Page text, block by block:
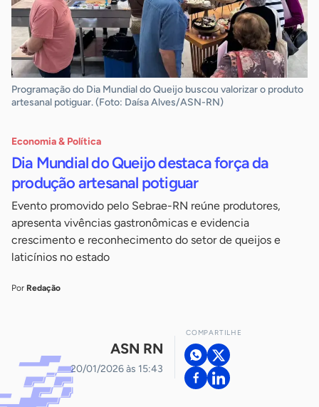
Programação do Dia Mundial do Queijo buscou valorizar o produto
artesanal potiguar. (Foto: Daísa Alves/ASN-RN)
Economia & Política
Dia Mundial do Queijo destaca força da
produção artesanal potiguar
Evento promovido pelo Sebrae-RN reúne produtores,
apresenta vivências gastronômicas e evidencia
crescimento e reconhecimento do setor de queijos e
laticínios no estado
Por Redação
ASN RN
20/01/2026 às 15:43
COMPARTILHE